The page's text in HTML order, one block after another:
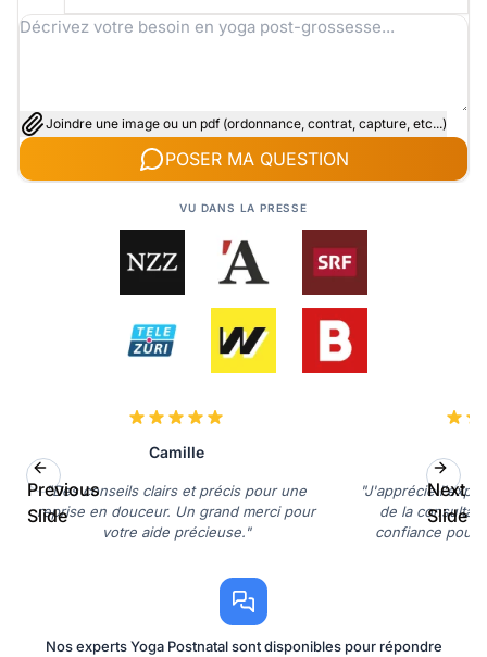
Joindre une image ou un pdf (ordonnance, contrat, capture, etc...)
POSER MA QUESTION
VU DANS LA PRESSE
Camille
"Des conseils clairs et précis pour une
reprise en douceur. Un grand merci pour
votre aide précieuse."
"J'apprécie
de la
confiance pour
Previous
Slide
Next
Slide
Nos experts Yoga Postnatal sont disponibles pour répondre